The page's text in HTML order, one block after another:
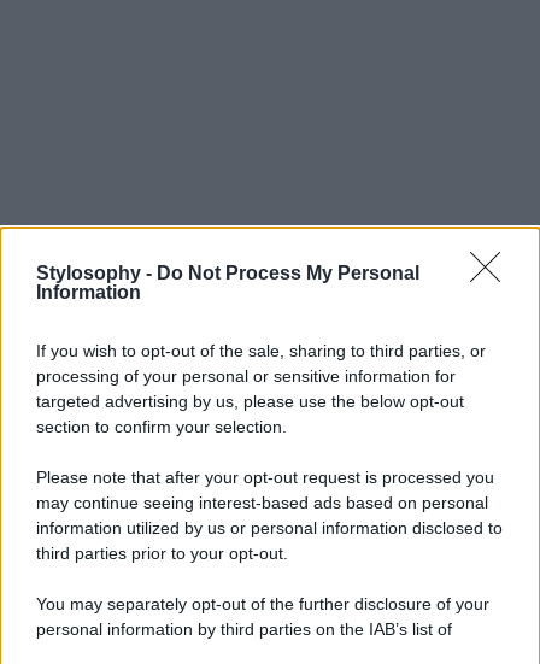
Stylosophy - Do Not Process My Personal
Information
If you wish to opt-out of the sale, sharing to third parties, or
processing of your personal or sensitive information for
targeted advertising by us, please use the below opt-out
section to confirm your selection.
Please note that after your opt-out request is processed you
may continue seeing interest-based ads based on personal
information utilized by us or personal information disclosed to
third parties prior to your opt-out.
You may separately opt-out of the further disclosure of your
personal information by third parties on the IAB’s list of